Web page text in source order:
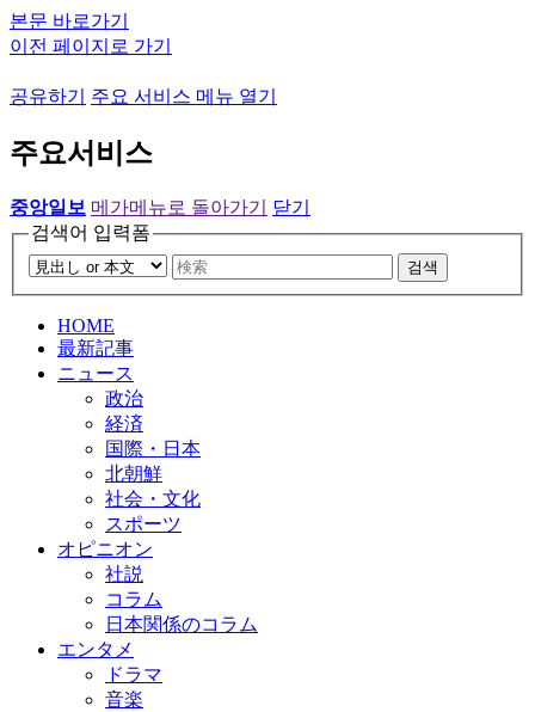
본문 바로가기
이전 페이지로 가기
공유하기 주요 서비스 메뉴 열기
주요서비스
중앙일보 메가메뉴로 돌아가기
닫기
검색어 입력폼
검색
HOME
最新記事
ニュース
政治
経済
国際・日本
北朝鮮
社会・文化
スポーツ
オピニオン
社説
コラム
日本関係のコラム
エンタメ
ドラマ
音楽